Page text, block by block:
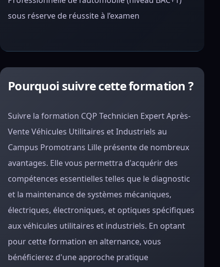
sous réserve de réussite à l’examen
Pourquoi suivre cette formation ?
Suivre la formation CQP Technicien Expert Après-
Vente Véhicules Utilitaires et Industriels au
Campus Promotrans Lille présente de nombreux
avantages. Elle vous permettra d'acquérir des
compétences essentielles telles que le diagnostic
et la maintenance de systèmes mécaniques,
électriques, électroniques, et optiques spécifiques
aux véhicules utilitaires et industriels. En optant
pour cette formation en alternance, vous
bénéficierez d'une approche pratique